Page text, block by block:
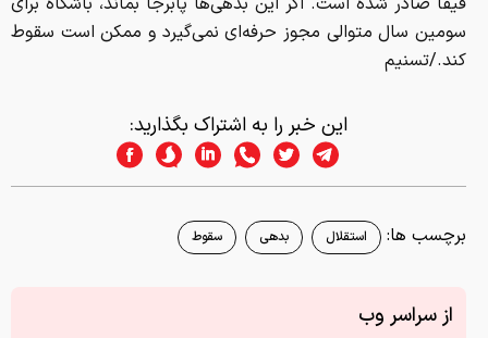
سومین سال متوالی مجوز حرفه‌ای نمی‌گیرد و ممکن است سقوط
کند./تسنیم
این خبر را به اشتراک بگذارید:
برچسب ها: استقلال بدهی سقوط
از سراسر وب